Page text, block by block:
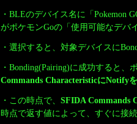
・BLEのデバイス名に「Pokemon
がポケモンGoの「使用可能なデバ
・選択すると、対象デバイスに
・Bonding(Pairing)に成功すると、
Commands CharacteristicにNotify
・この時点で、 SFIDA Commands
時点で返す値によって、すぐに接